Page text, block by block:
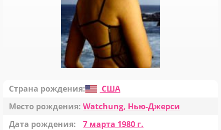
Страна рождения:
США
Место рождения: Watchung, Нью-Джерси
Дата рождения:
7 марта 1980 г.